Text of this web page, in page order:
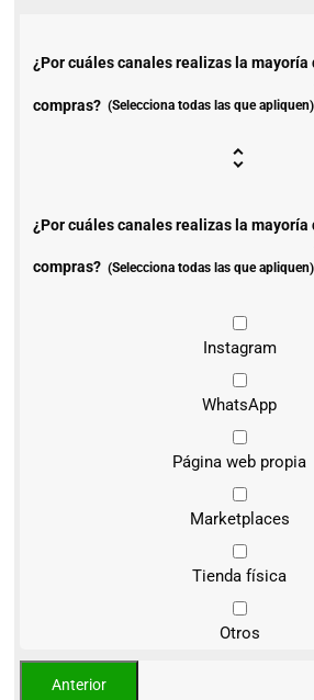
¿Por cuáles canales realizas la mayoría
compras? (Selecciona todas las que apliquen)
¿Por cuáles canales realizas la mayoría
compras? (Selecciona todas las que apliquen)
Instagram
WhatsApp
Página web propia
Marketplaces
Tienda física
Otros